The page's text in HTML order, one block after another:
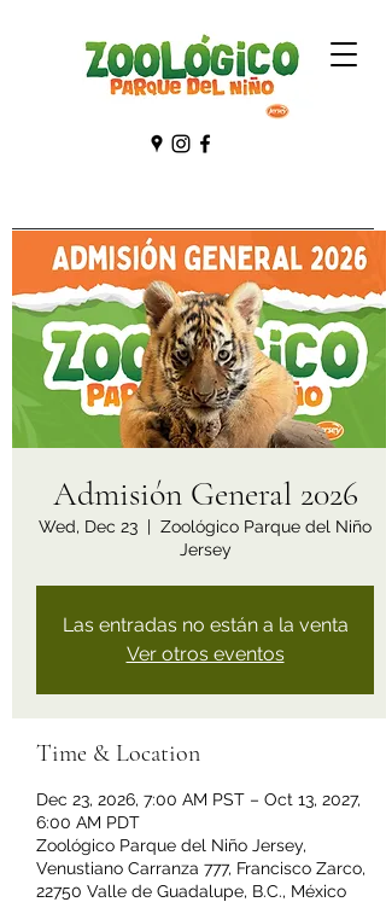
Admisión General 2026
Wed, Dec 23
  |
Zoológico Parque del Niño
Jersey
Las entradas no están a la venta
Ver otros eventos
Time & Location
Dec 23, 2026, 7:00 AM PST – Oct 13, 2027,
6:00 AM PDT
Zoológico Parque del Niño Jersey,
Venustiano Carranza 777, Francisco Zarco,
22750 Valle de Guadalupe, B.C., México